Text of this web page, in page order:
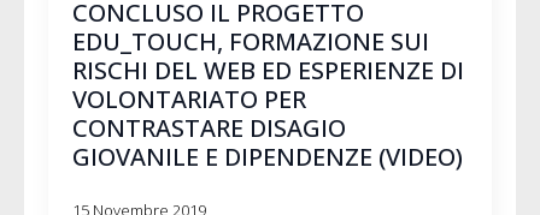
CONCLUSO IL PROGETTO
EDU_TOUCH, FORMAZIONE SUI
RISCHI DEL WEB ED ESPERIENZE DI
VOLONTARIATO PER
CONTRASTARE DISAGIO
GIOVANILE E DIPENDENZE (VIDEO)
15 Novembre 2019